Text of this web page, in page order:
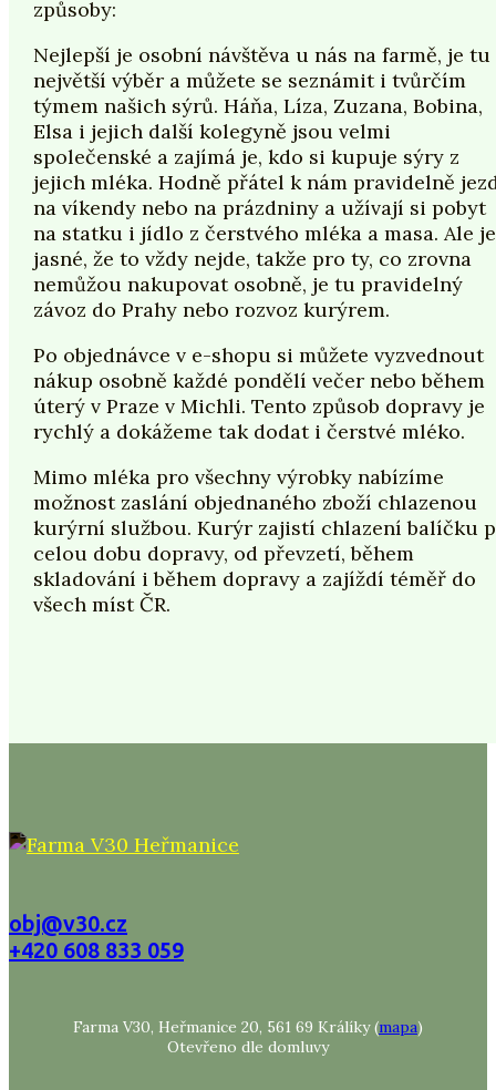
způsoby:
Nejlepší je osobní návštěva u nás na farmě, je tu
největší výběr a můžete se seznámit i tvůrčím
týmem našich sýrů. Háňa, Líza, Zuzana, Bobina,
Elsa i jejich další kolegyně jsou velmi
společenské a zajímá je, kdo si kupuje sýry z
jejich mléka. Hodně přátel k nám pravidelně
na víkendy nebo na prázdniny a užívají si pobyt
na statku i jídlo z čerstvého mléka a masa. Ale je
jasné, že to vždy nejde, takže pro ty, co zrovna
nemůžou nakupovat osobně, je tu pravidelný
závoz do Prahy nebo rozvoz kurýrem.
Po objednávce v e-shopu si můžete vyzvednout
nákup osobně každé pondělí večer nebo během
úterý v Praze v Michli. Tento způsob dopravy je
rychlý a dokážeme tak dodat i čerstvé mléko.
Mimo mléka pro všechny výrobky nabízíme
možnost zaslání objednaného zboží chlazenou
kurýrní službou. Kurýr zajistí chlazení balíčku
celou dobu dopravy, od převzetí, během
skladování i během dopravy a zajíždí téměř do
všech míst ČR.
obj@v30.cz
+420 608 833 059
Farma V30, Heřmanice 20, 561 69 Králíky (mapa)
Otevřeno dle domluvy